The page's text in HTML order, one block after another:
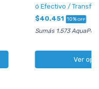
ó Efectivo /
$40.451 10% OFF
Sumás 1.573
Ver